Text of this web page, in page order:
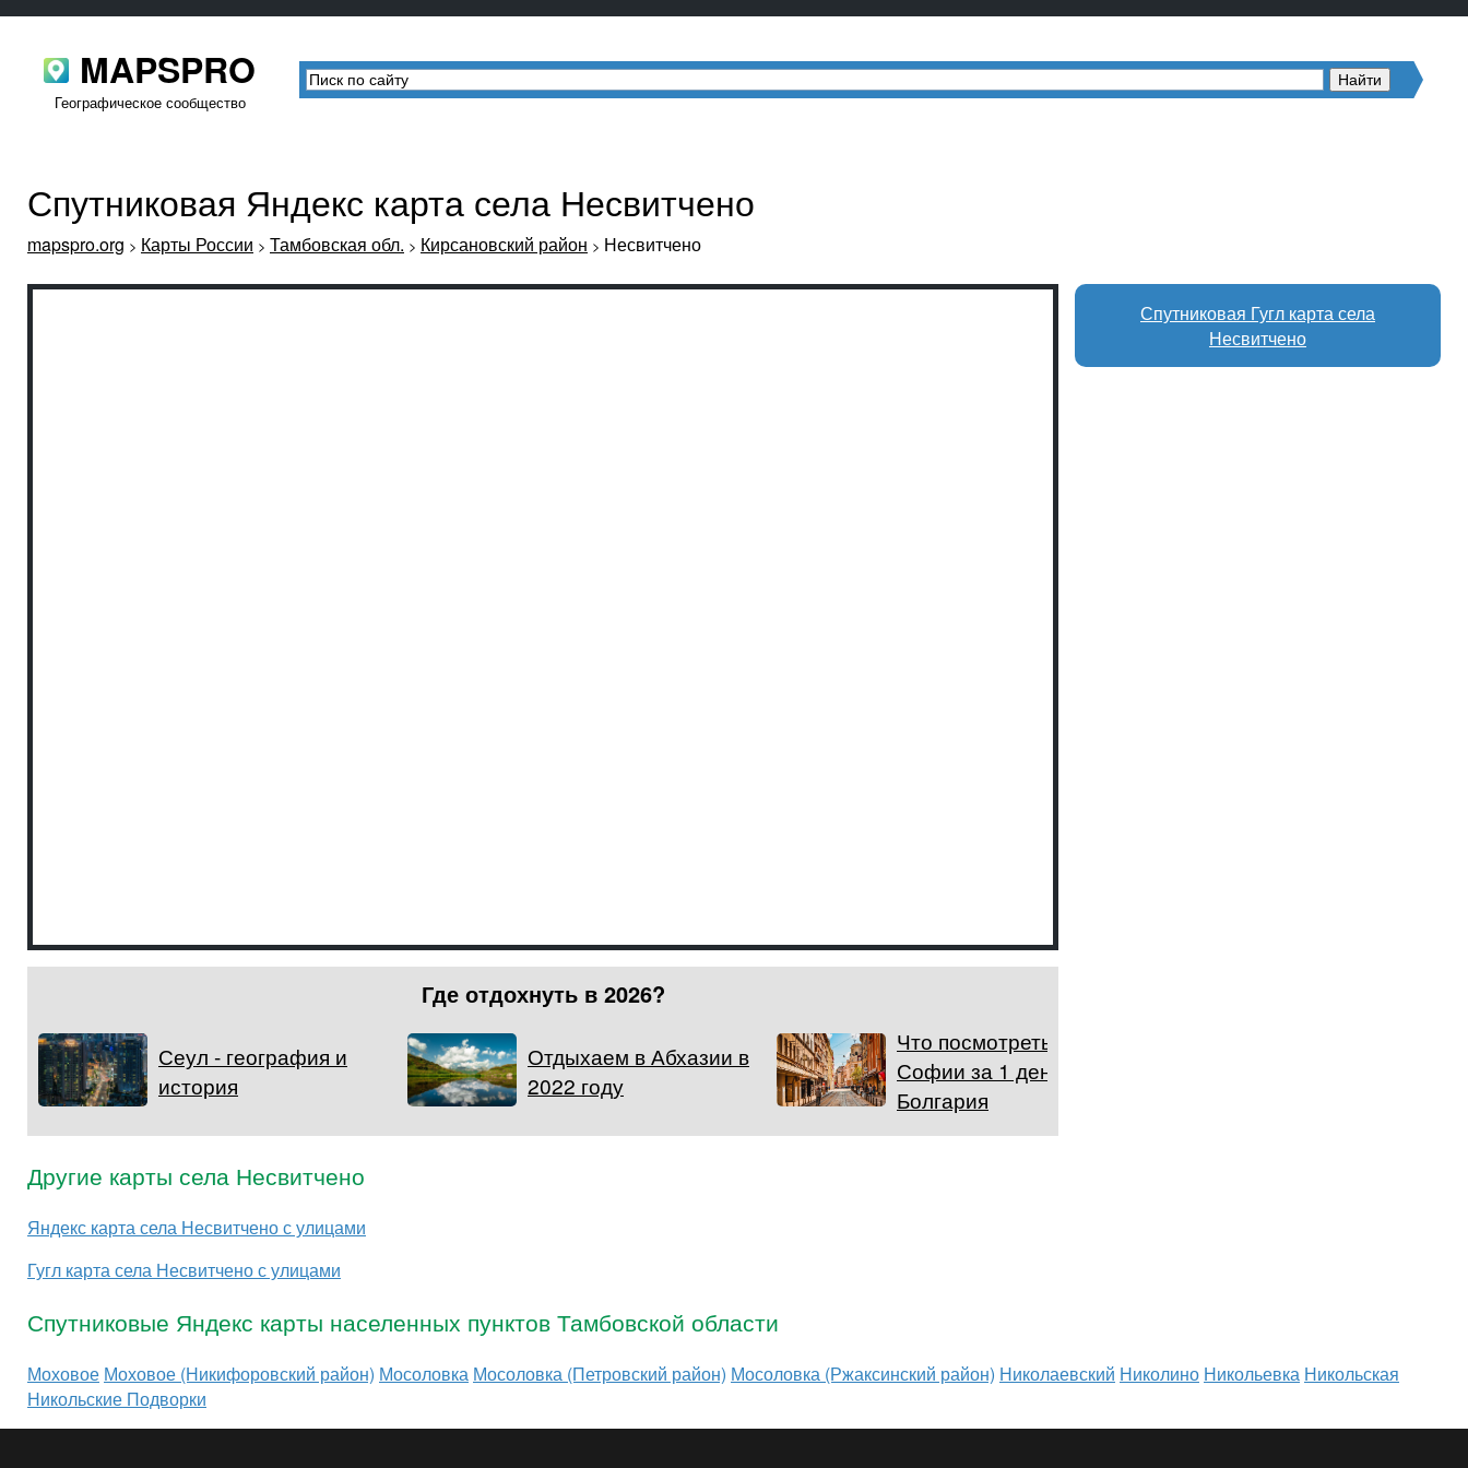
MAPSPRO
Географическое сообщество
Спутниковая Яндекс карта села Несвитчено
mapspro.org > Карты России > Тамбовская обл. > Кирсановский район > Несвитчено
Где отдохнуть в 2026?
Сеул - география и
история
Отдыхаем в Абхазии в
2022 году
Что посмотреть в
Софии за 1 день,
Болгария
Спутниковая Гугл карта села
Несвитчено
Другие карты села Несвитчено
Яндекс карта села Несвитчено с улицами
Гугл карта села Несвитчено с улицами
Спутниковые Яндекс карты населенных пунктов Тамбовской области
Моховое Моховое (Никифоровский район) Мосоловка Мосоловка (Петровский район) Мосоловка (Ржаксинский район) Николаевский Николино Никольевка Никольская
Никольские Подворки